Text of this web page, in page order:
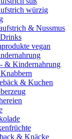
würzig
& Nussmus
vegan
& Kindernahrung
& Kuchen
& Knäcke